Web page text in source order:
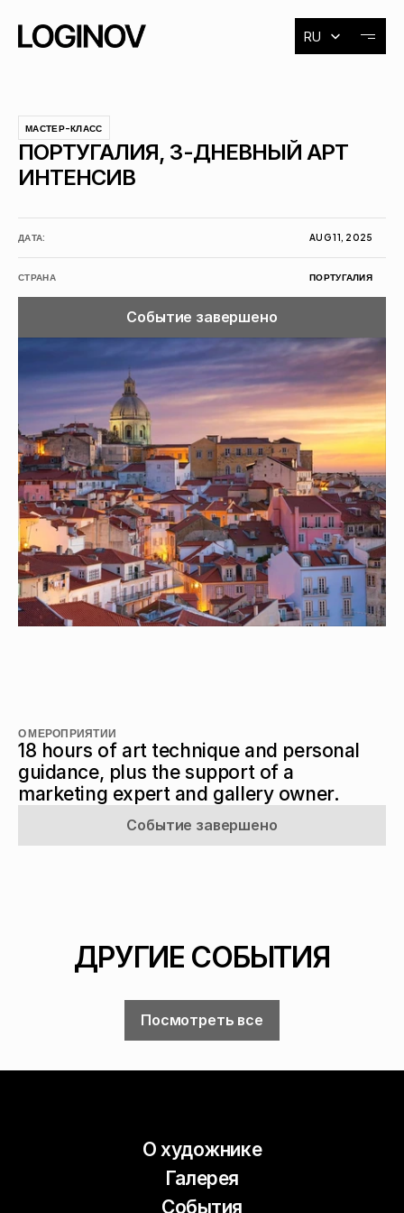
RU
Выставки
События
Контакты
МАСТЕР-КЛАСС
ПОРТУГАЛИЯ, 3-ДНЕВНЫЙ АРТ
ИНТЕНСИВ
ДАТА: AUG 11, 2025
СТРАНА ПОРТУГАЛИЯ
Событие завершено
О МЕРОПРИЯТИИ
18 hours of art technique and personal
guidance, plus the support of a
marketing expert and gallery owner.
Событие завершено
ДРУГИЕ СОБЫТИЯ
Посмотреть все
О художнике
Галерея
События